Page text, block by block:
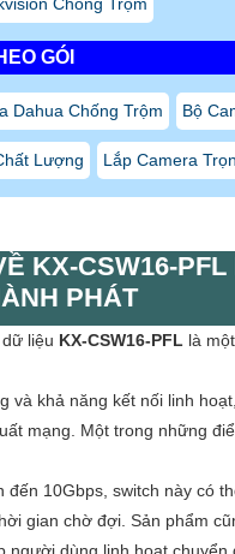
và khả năng kết nối linh
mạng. Một trong những
đến 10Gbps, switch này có
gian chờ đợi. Sản phẩm
người dùng linh hoạt
dàng thông qua giao diện
tùy chỉnh và cấu hình switch
cập mạng, và theo dõi lưu
lượng tự động giúp giảm
giúp tiết kiệm chi phí năng
sản phẩm đáng tin cậy và
đổi nhanh chóng, khả
tuyệt vời cho cải thiện